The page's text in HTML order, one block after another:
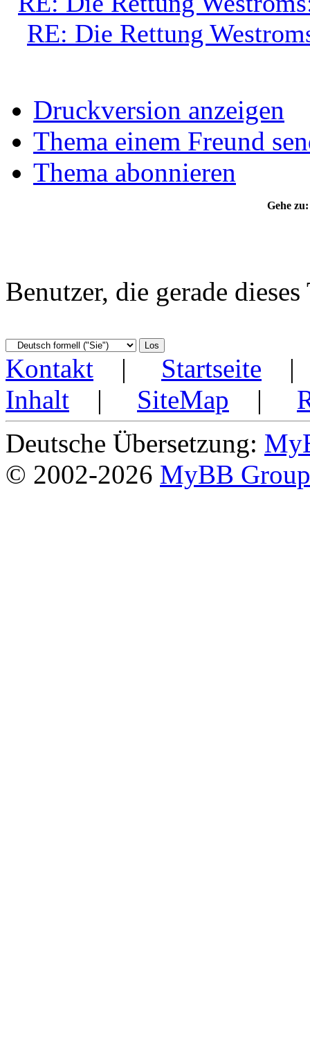
RE: Die Rettung
Druckversion anzeigen
Thema einem Freund
Thema abonnieren
Gehe zu:
Benutzer, die gerade
Kontakt | Startseite
Inhalt | SiteMap |
Deutsche Übersetzung:
© 2002-2026 MyBB Group